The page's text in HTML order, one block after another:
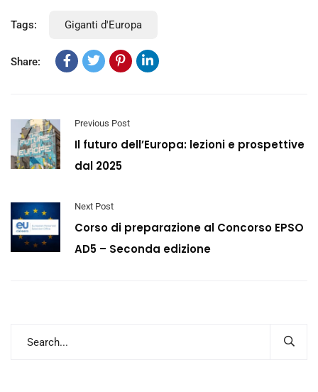
Tags: Giganti d'Europa
Share:
Previous Post
Il futuro dell’Europa: lezioni e prospettive
dal 2025
Next Post
Corso di preparazione al Concorso EPSO
AD5 – Seconda edizione